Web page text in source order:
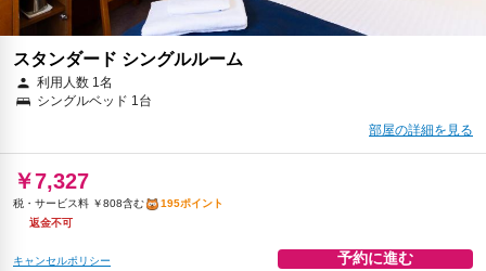
スタンダード シングルルーム
利用人数 1名
シングルベッド 1台
部屋の詳細を見る
￥7,327
税・サービス料 ￥808含む
195ポイント
返金不可
キャンセルポリシー 予約に進む